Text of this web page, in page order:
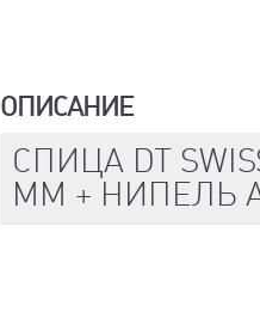
ОПИСАНИЕ
СПИЦА DT
ММ + НИПЕЛЬ